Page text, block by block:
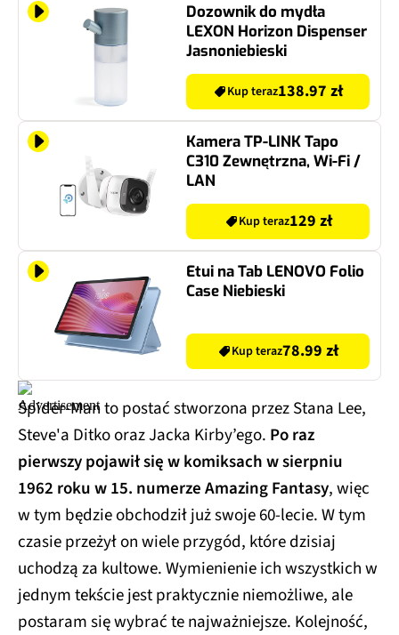
Dozownik do mydła
LEXON Horizon Dispenser
Jasnoniebieski
Kup teraz138.97 zł
Kamera TP-LINK Tapo
C310 Zewnętrzna, Wi-Fi /
LAN
Kup teraz129 zł
Etui na Tab LENOVO Folio
Case Niebieski
Kup teraz78.99 zł
Spider-Man to postać stworzona przez Stana Lee,
Steve'a Ditko oraz Jacka Kirby’ego. Po raz
pierwszy pojawił się w komiksach w sierpniu
1962 roku w 15. numerze Amazing Fantasy, więc
w tym będzie obchodził już swoje 60-lecie. W tym
czasie przeżył on wiele przygód, które dzisiaj
uchodzą za kultowe. Wymienienie ich wszystkich w
jednym tekście jest praktycznie niemożliwe, ale
postaram się wybrać te najważniejsze. Kolejność,